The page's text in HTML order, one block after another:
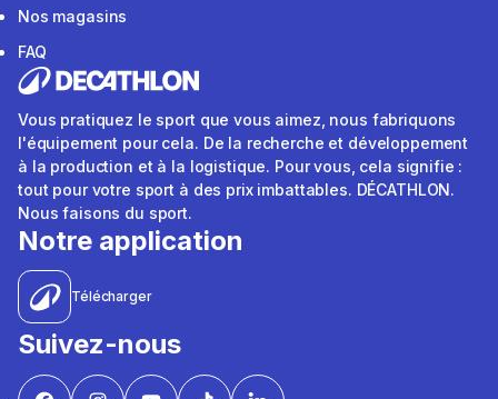
Nos magasins
FAQ
Vous pratiquez le sport que vous aimez, nous fabriquons
l'équipement pour cela. De la recherche et développement
à la production et à la logistique. Pour vous, cela signifie :
tout pour votre sport à des prix imbattables. DÉCATHLON.
Nous faisons du sport.
Notre application
Télécharger
Suivez-nous